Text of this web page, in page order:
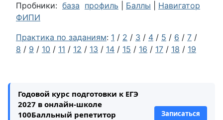
Пробники: база профиль Баллы
Навигатор
ФИПИ
Практика по заданиям: 1 / 2 / 3 / 4 / 5 / 6 / 7 /
8 / 9 / 10 / 11 / 12 / 13 / 14 / 15 / 16 / 17 / 18 / 19
Годовой курс подготовки к ЕГЭ
2027 в онлайн-школе
100Балльный репетитор
Записаться